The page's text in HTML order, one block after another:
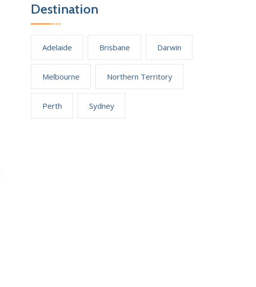
Destination
Adelaide Brisbane Darwin
Melbourne Northern Territory
Perth Sydney